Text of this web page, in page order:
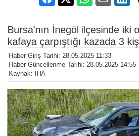
Bursa'nın İnegöl ilçesinde iki
kafaya çarpıştığı kazada 3
Haber Giriş Tarihi: 28.05.2025 11:33
Haber Güncellenme Tarihi: 28.05.2025 14:55
Kaynak: İHA